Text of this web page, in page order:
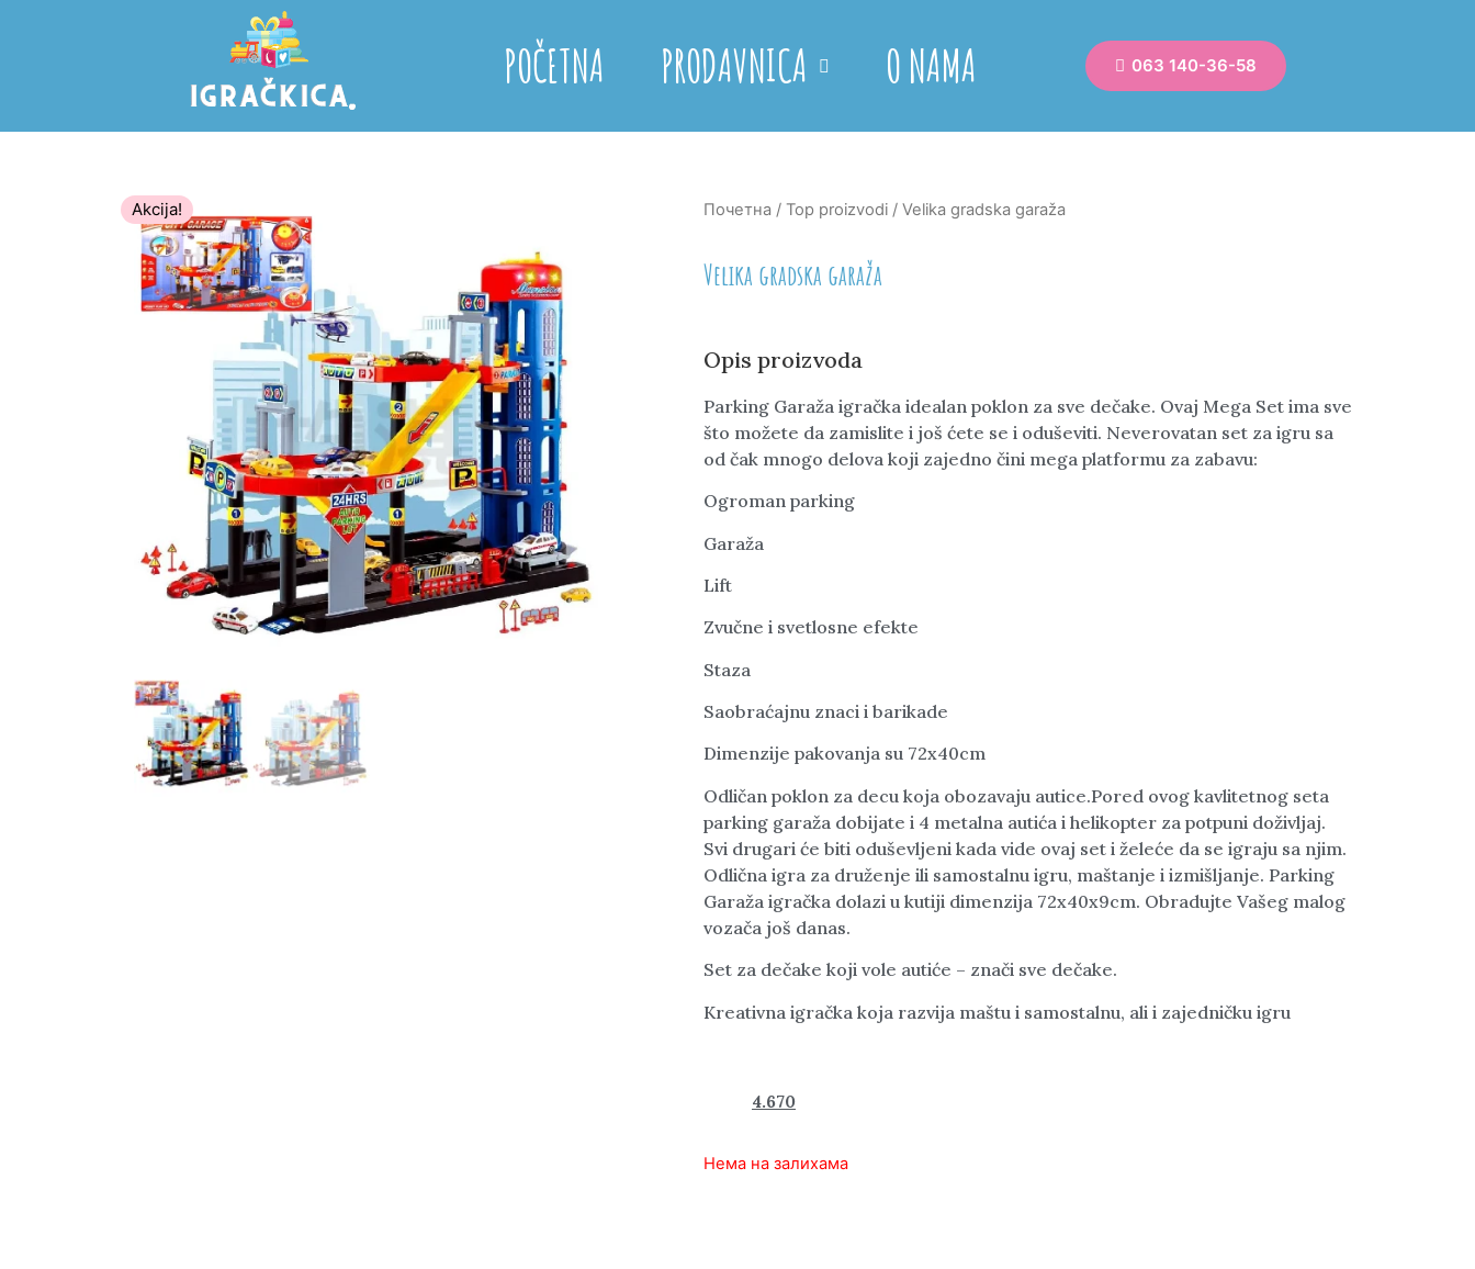
POČETNA PRODAVNICA O NAMA 063 140-36-58
Akcija! Почетна / Top proizvodi / Velika gradska garaža
Velika gradska garaža
Opis proizvoda
Parking Garaža igračka idealan poklon za sve dečake. Ovaj Mega Set ima sve
što možete da zamislite i još ćete se i oduševiti. Neverovatan set za igru sa
od čak mnogo delova koji zajedno čini mega platformu za zabavu:
Ogroman parking
Garaža
Lift
Zvučne i svetlosne efekte
Staza
Saobraćajnu znaci i barikade
Dimenzije pakovanja su 72x40cm
Odličan poklon za decu koja obozavaju autice.Pored ovog kavlitetnog seta
parking garaža dobijate i 4 metalna autića i helikopter za potpuni doživljaj.
Svi drugari će biti oduševljeni kada vide ovaj set i želeće da se igraju sa njim.
Odlična igra za druženje ili samostalnu igru, maštanje i izmišljanje. Parking
Garaža igračka dolazi u kutiji dimenzija 72x40x9cm. Obradujte Vašeg malog
vozača još danas.
Set za dečake koji vole autiće – znači sve dečake.
Kreativna igračka koja razvija maštu i samostalnu, ali i zajedničku igru
4.670
Нема на залихама